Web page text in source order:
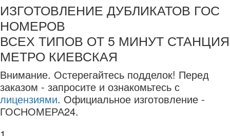
ИЗГОТОВЛЕНИЕ ДУБЛИКАТОВ ГОС
НОМЕРОВ
ВСЕХ ТИПОВ ОТ 5 МИНУТ СТАНЦИЯ
МЕТРО КИЕВСКАЯ
Внимание. Остерегайтесь подделок! Перед
заказом - запросите и ознакомьтесь с
лицензиями. Официальное изготовление -
ГОСНОМЕРА24.